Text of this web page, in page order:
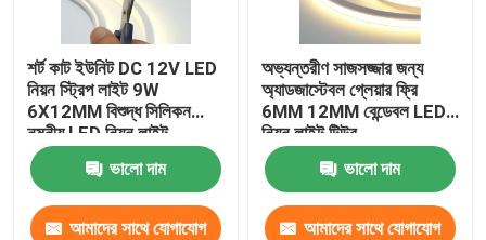
LED গয়না আলো
এলইডি ওয়াল ওয়াশার লাইট
শেল্ফ LED আলো অধীনে
LED ট্র্যাক হালকা রেল
শর্ট কাট ইউনিট DC 12V LED
নিয়ন স্ট্রিপ লাইট 9W
6X12MM বিশুদ্ধ সিলিকন
নমনীয় LED নিয়ন লাইট
ভালো দাম
আমাদের সাথে যোগাযোগ
অভ্যন্তরীণ সাজসজ্জার জন্য
অ্যাডজাস্টেবল গ্লেয়ার ফ্রি
6MM 12MM বেন্ডেবল LED
নিয়ন লাইট টিউব
ভালো দাম
আমাদের সাথে যোগাযোগ